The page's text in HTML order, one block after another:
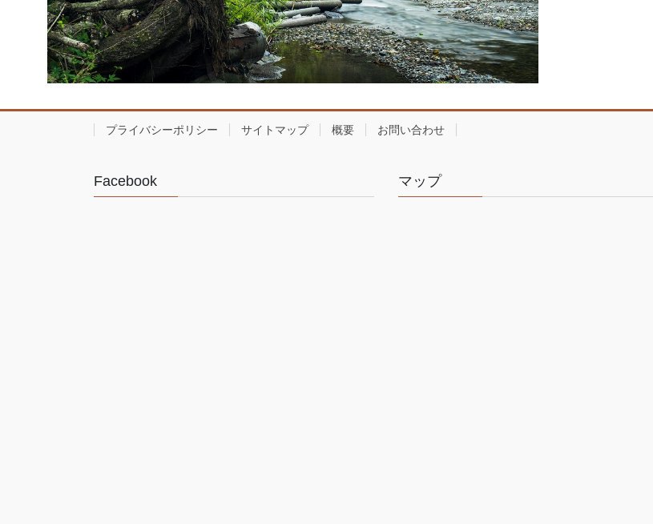
プライバシーポリシー サイトマップ 概要 お問い合わせ
Facebook マップ